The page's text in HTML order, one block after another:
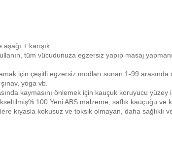
+ karışık
tüm vücudunuza egzersiz yapıp masaj
için çeşitli egzersiz modları sunan 1-99
yoga vb.
kaymasını önlemek için kauçuk koruyucu yüzey
100 Yeni ABS malzeme, saflık kauçuğu ve
kıyasla kokusuz ve toksik olmayan, daha sağlıklı